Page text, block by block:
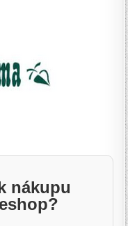
nákupu